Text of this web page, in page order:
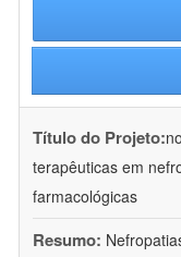
Título do Projeto:
terapêuticas em
farmacológicas
Resumo: